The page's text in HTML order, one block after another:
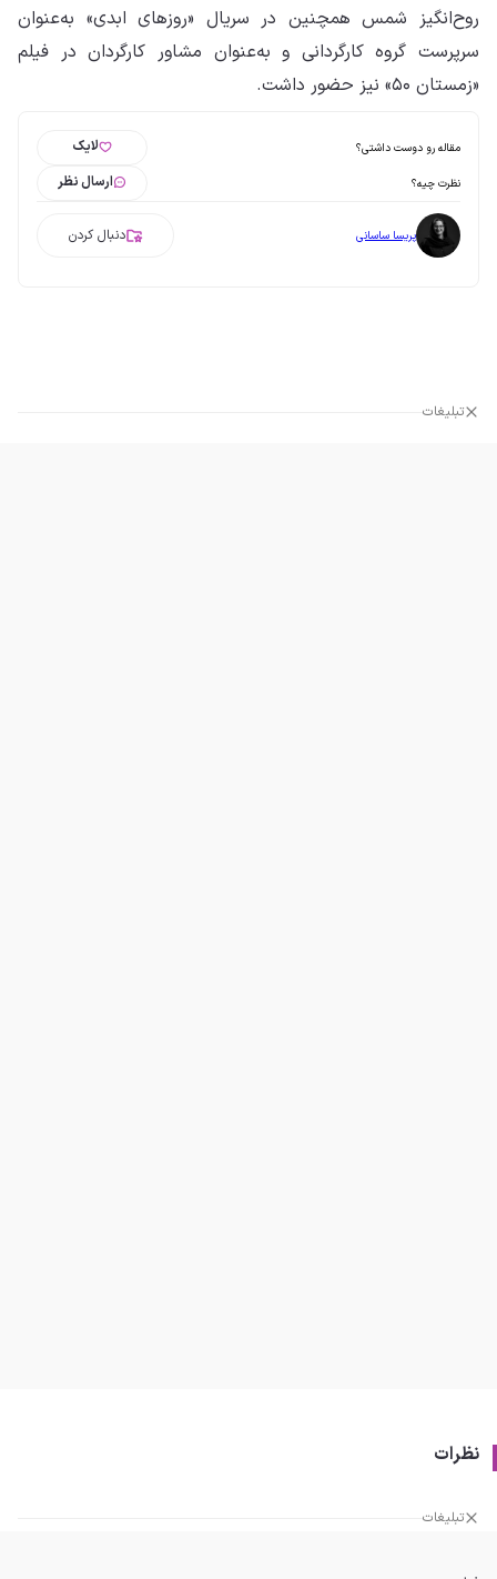
روح‌انگیز شمس همچنین در سریال «روزهای ابدی» به‌عنوان
سرپرست گروه کارگردانی و به‌عنوان مشاور کارگردان در فیلم
«زمستان ۵۰» نیز حضور داشت.
مقاله رو دوست داشتی؟ لایک
نظرت چیه؟ ارسال نظر
پریسا ساسانی دنبال کردن
تبلیغات
نظرات
تبلیغات